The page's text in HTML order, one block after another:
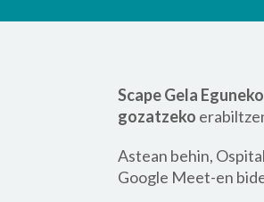
Scape Gela
gozatzeko
Astean behin,
Google Meet-en